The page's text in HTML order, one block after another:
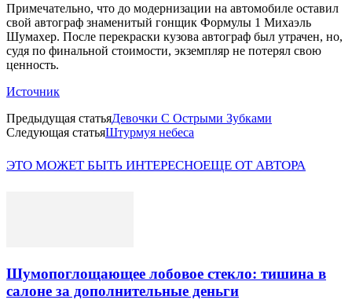
Примечательно, что до модернизации на автомобиле оставил
свой автограф знаменитый гонщик Формулы 1 Михаэль
Шумахер. После перекраски кузова автограф был утрачен, но,
судя по финальной стоимости, экземпляр не потерял свою
ценность.
Источник
Предыдущая статьяДевочки С Острыми Зубками
Следующая статьяШтурмуя небеса
ЭТО МОЖЕТ БЫТЬ ИНТЕРЕСНОЕЩЕ ОТ АВТОРА
Шумопоглощающее лобовое стекло: тишина в
салоне за дополнительные деньги